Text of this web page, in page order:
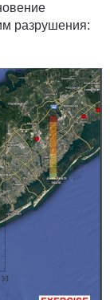
разрушения: